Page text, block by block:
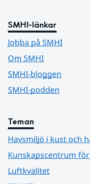
SMHI-länkar
Jobba på SMHI
Om SMHI
SMHI-bloggen
SMHI-podden
Teman
Havsmiljö i kust och
Kunskapscentrum
Luftkvalitet